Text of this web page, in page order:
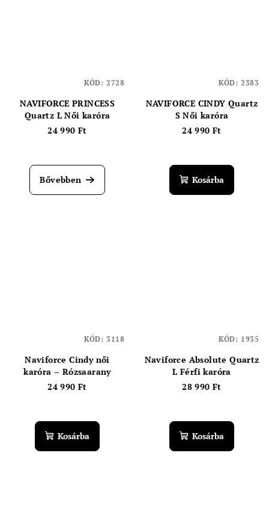
NAVIFORCE PRINCESS
Quartz L Női karóra
24 990 Ft
Bővebben
KÓD: 2728
NAVIFORCE CINDY Quartz
S Női karóra
24 990 Ft
Kosárba
KÓD: 2383
Naviforce Cindy női
karóra – Rózsaarany
24 990 Ft
Kosárba
KÓD: 3118
Naviforce Absolute Quartz
L Férfi karóra
28 990 Ft
Kosárba
KÓD: 1935